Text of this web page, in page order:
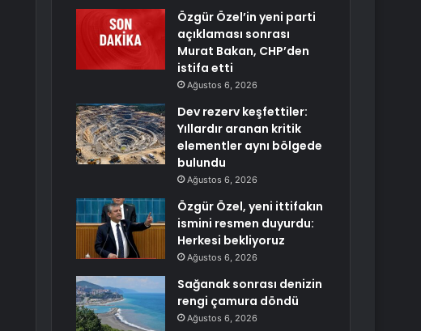
Özgür Özel’in yeni parti
açıklaması sonrası
Murat Bakan, CHP’den
istifa etti
Ağustos 6, 2026
Dev rezerv keşfettiler:
Yıllardır aranan kritik
elementler aynı bölgede
bulundu
Ağustos 6, 2026
Özgür Özel, yeni ittifakın
ismini resmen duyurdu:
Herkesi bekliyoruz
Ağustos 6, 2026
Sağanak sonrası denizin
rengi çamura döndü
Ağustos 6, 2026